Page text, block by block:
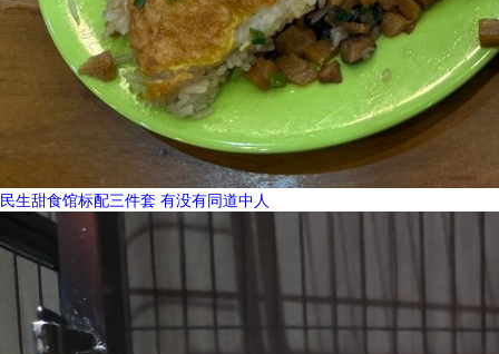
民生甜食馆标配三件套 有没有同道中人